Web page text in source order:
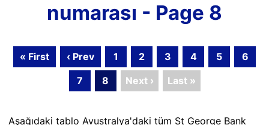
numarası - Page 8
« First ‹ Prev 1 2 3 4 5
6
7
8 Next › Last »
Aşağıdaki tablo Avustralya'daki tüm St George Bank